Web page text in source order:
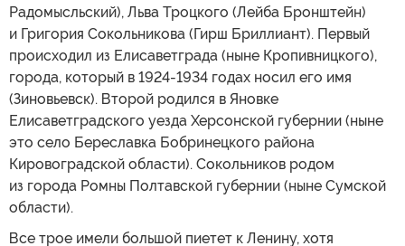
Радомысльский), Льва Троцкого (Лейба Бронштейн)
и Григория Сокольникова (Гирш Бриллиант). Первый
происходил из Елисаветграда (ныне Кропивницкого),
города, который в 1924-1934 годах носил его имя
(Зиновьевск). Второй родился в Яновке
Елисаветградского уезда Херсонской губернии (ныне
это село Береславка Бобринецкого района
Кировоградской области). Сокольников родом
из города Ромны Полтавской губернии (ныне Сумской
области).
Все трое имели большой пиетет к Ленину, хотя